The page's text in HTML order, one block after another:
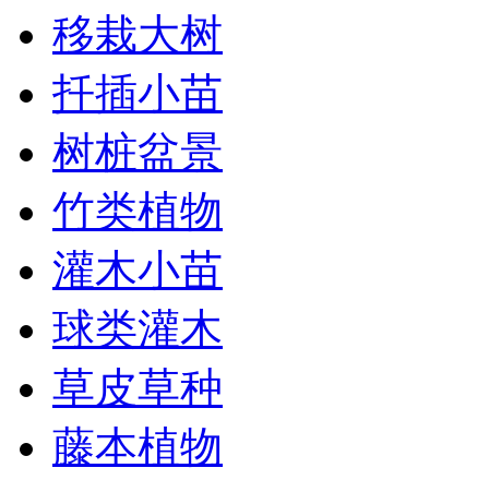
移栽大树
扦插小苗
树桩盆景
竹类植物
灌木小苗
球类灌木
草皮草种
藤本植物